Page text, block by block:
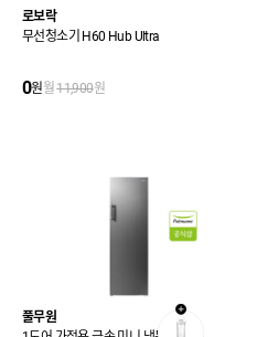
로보락
무선청소기 H60 Hub Ultra
0원월11,900원
풀무원